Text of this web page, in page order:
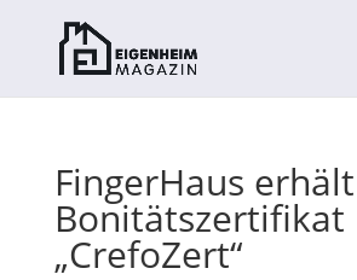
FingerHaus
Bonitätszertifikat
„CrefoZert“